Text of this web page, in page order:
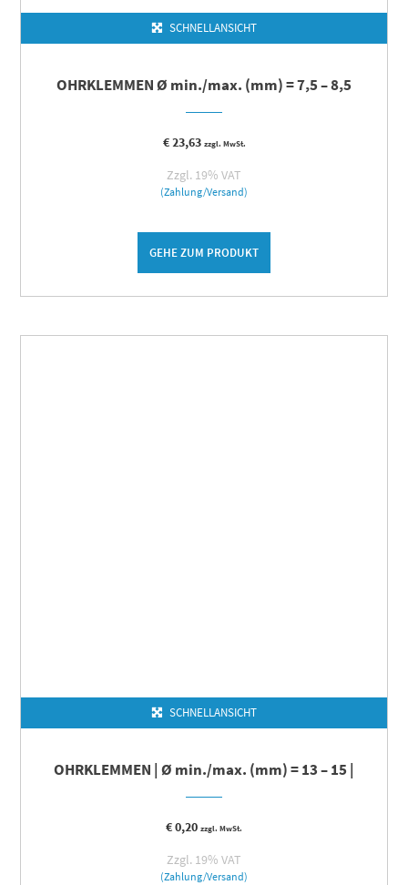
SCHNELLANSICHT
OHRKLEMMEN Ø min./max. (mm) = 7,5 – 8,5
€23,63 zzgl. MwSt.
Zzgl. 19% VAT
(Zahlung/Versand)
GEHE ZUM PRODUKT
SCHNELLANSICHT
OHRKLEMMEN | Ø min./max. (mm) = 13 – 15 |
€0,20 zzgl. MwSt.
Zzgl. 19% VAT
(Zahlung/Versand)